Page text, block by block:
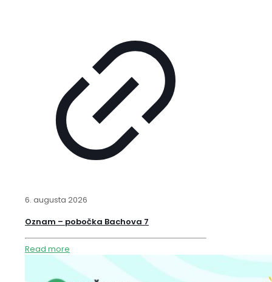
6. augusta 2026
Oznam – pobočka Bachova 7
Read more